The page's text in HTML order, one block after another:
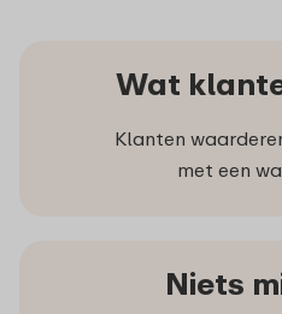
Wat
Klanten
met een
Niets